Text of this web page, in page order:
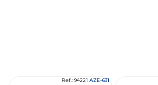
Ref.: 94221 AZE-631